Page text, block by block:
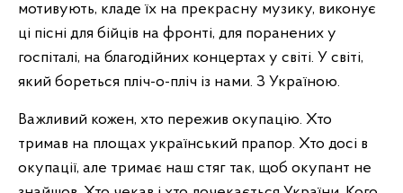
мотивують, кладе їх на прекрасну музику, виконує
ці пісні для бійців на фронті, для поранених у
госпіталі, на благодійних концертах у світі. У світі,
який бореться пліч-о-пліч із нами. З Україною.
Важливий кожен, хто пережив окупацію. Хто
тримав на площах український прапор. Хто досі в
окупації, але тримає наш стяг так, щоб окупант не